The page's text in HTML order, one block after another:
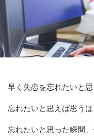
早く失恋を忘れたいと思
忘れたいと思えば思う
忘れたいと思った瞬間